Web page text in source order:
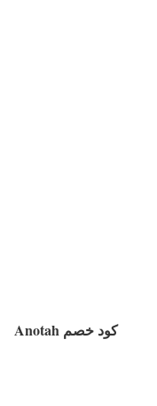
Anotah كود خصم